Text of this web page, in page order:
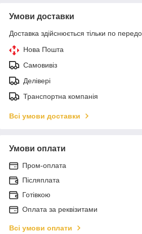
Умови доставки
Доставка здійснюється тільки по
Нова Пошта
Самовивіз
Делівері
Транспортна компанія
Всі умови доставки
Умови оплати
Пром-оплата
Післяплата
Готівкою
Оплата за реквізитами
Всі умови оплати